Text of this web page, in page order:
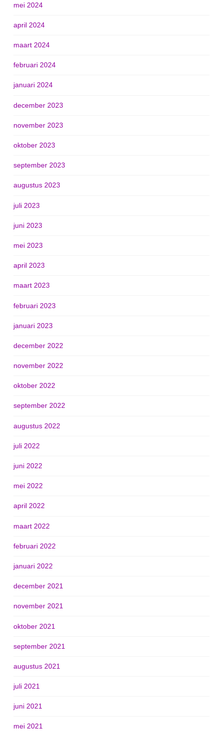
mei 2024
april 2024
maart 2024
februari 2024
januari 2024
december 2023
november 2023
oktober 2023
september 2023
augustus 2023
juli 2023
juni 2023
mei 2023
april 2023
maart 2023
februari 2023
januari 2023
december 2022
november 2022
oktober 2022
september 2022
augustus 2022
juli 2022
juni 2022
mei 2022
april 2022
maart 2022
februari 2022
januari 2022
december 2021
november 2021
oktober 2021
september 2021
augustus 2021
juli 2021
juni 2021
mei 2021